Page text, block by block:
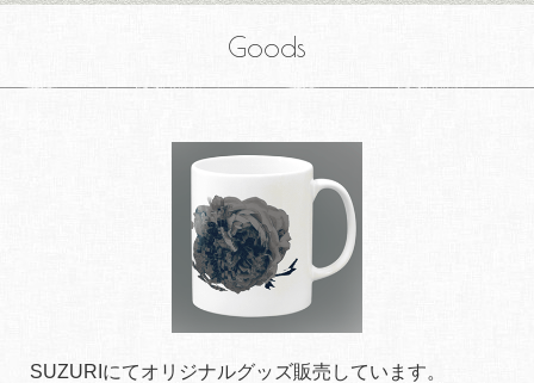
Goods
SUZURIにてオリジナルグッズ販売しています。